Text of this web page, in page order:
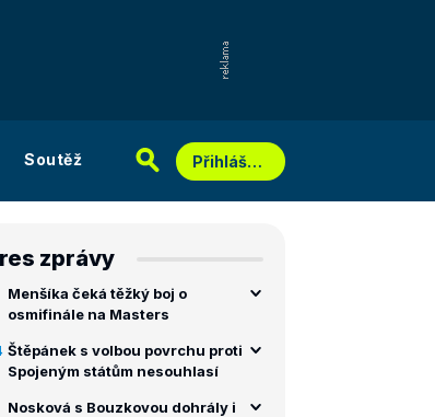
Soutěž Přihlášení
zprávy
Menšíka čeká těžký boj o
osmifinále na Masters
Štěpánek s volbou povrchu proti
Spojeným státům nesouhlasí
Nosková s Bouzkovou dohrály i